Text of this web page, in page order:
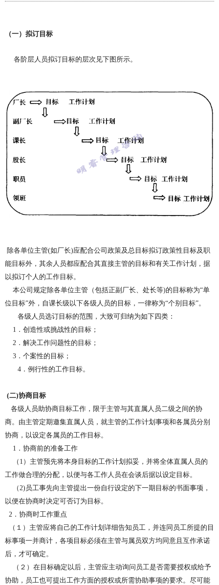
（一） 拟订目标
各阶层人员拟订目标的层次见下图所示。
除各单位主管(如厂长)应配合公司政策及总目标拟订政策性目标及职
能目标外，其余 人员都应配合其直接主管的目标和有关工作计划，据
以拟订个人的工作目标。
本公司规定除各单位主管 （包括正副 厂长、处长等)的目标称为“单
位目标”外，自课长级以下各级人员的目标，一律称为“个别目标”。
各级人员选订目标的范围，大致可归纳为如下四类：
1 ．创造性或挑战性的目标；
2 ．解决工作问题性的目标；
3 ．个案性的目标；
4 ．例行性的工作目标。
(二)协商目标
各级人员助协商目标工作，限于主管与其直属人员二级之间的协
商。由主管定期邀集直属人员，就主管的工作计划事项和各属员分别
协商，以设定各 属员的工作目标。
1 ．协商前的准备工作
（ 1 ） 主管预先将本身目标的工作计划拟妥，并将全体直属人员的
工作做合理的分配，以便与各工作人员在会谈后据以设定目标。
（ 2) 员工事先向主管提出一份自行设定的下一期目标的书面事项，
以便在协商时决定可否订为目标。
2 ．协商时工作重点
（１） 主管应将自己的工作计划详细告知员工，并连同员工所提的目
标事项一并商计，各项目标必须在主管与属员双方均同意且互作承诺
后，才可确定。
（２） 在目标确定以后，主管应主动询问员工是否需要授权或给予
协助，员工也可提出工作方面的授权或所需协助事项的要求。尽可能